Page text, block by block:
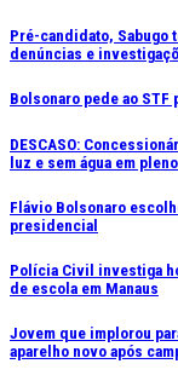
Ir
para
o
Pré-candidato, Sabugo
denúncias e
Bolsonaro pede ao STF
DESCASO:
luz e sem água em
Flávio Bolsonaro
presidencial
Polícia Civil investiga
de escola em Manaus
Jovem que implorou
aparelho novo após